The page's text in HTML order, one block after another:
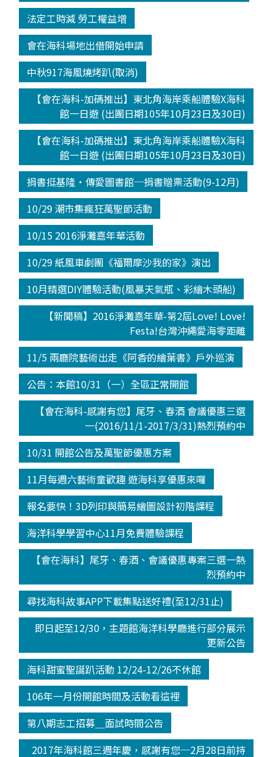
法定工時減 勞工權益增
會在海科場地出借開始申請
中秋917海風燒烤趴(取消)
【會在海科-加碼推出】東北角海岸乘船體驗X海科
館一日遊 (出團日期105年10月23日及30日)
【會在海科-加碼推出】東北角海岸乘船體驗X海科
館一日遊 (出團日期105年10月23日及30日)
捐書挺基隆‧傳愛圖書館─捐書贈票活動(9-12月)
10/29 潮市集瘋狂萬聖節活動
10/15 2016淨灘嘉年華活動
10/29 紙風車劇團《福爾摩沙我的家》演出
10月精選DIY體驗活動(風暴天氣瓶、彩繪木頭船)
【新聞稿】2016淨灘嘉年華-第2屆Love! Love!
Festa!台灣沖繩愛海零距離
11/5 兩廳院藝術出走《阿香的繪葉書》戶外巡演
公告：本館10/31（一）全區正常開館
【會在海科-感謝有您】尾牙、春酒 會議優惠三選
一(2016/11/1-2017/3/31)熱烈預約中
10/31 開館公告及萬聖節優惠方案
11月每週六藝術童歡趣 遊海科享優惠來囉
報名要快！3D列印與簡易繪圖設計初階課程
海洋科學學習中心11月免費體驗課程
【會在海科】尾牙、春酒、會議優惠專案三選一熱
烈預約中
尋找海科故事APP下載集點送好禮(至12/31止)
即日起至12/30，主題館海洋科學廳進行部分展示
更新公告
海科甜蜜聖誕趴活動 12/24-12/26不休館
106年一月份開館時間及活動看這裡
第八期志工招募＿面試時間公告
2017年海科館三週年慶，感謝有您─2月28日前持